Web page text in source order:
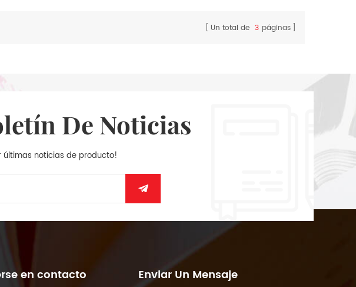
Un total de 3 páginas
De Noticias
últimas noticias de producto!
en contacto Enviar Un Mensaje